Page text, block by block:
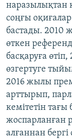
наразылықтан
соңғы
бастады. 2010
өткен
басқаруға
өзгертуге
2016 жылы
арттырып,
кемітетін
жоспарланған
алғаннан